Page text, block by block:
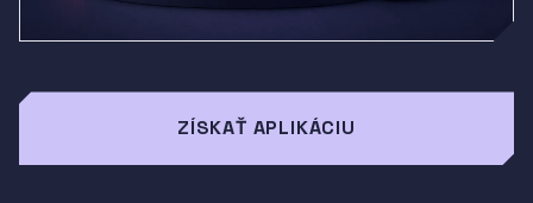
ZÍSKAŤ APLIKÁCIU